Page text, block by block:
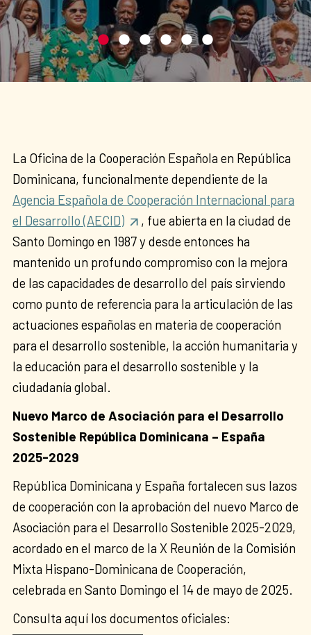
La Oficina de la Cooperación Española en República
Dominicana, funcionalmente dependiente de la
Agencia Española de Cooperación Internacional para
el Desarrollo (AECID)
, fue abierta en la ciudad de
Santo Domingo en 1987 y desde entonces ha
mantenido un profundo compromiso con la mejora
de las capacidades de desarrollo del país sirviendo
como punto de referencia para la articulación de las
actuaciones españolas en materia de cooperación
para el desarrollo sostenible, la acción humanitaria y
la educación para el desarrollo sostenible y la
ciudadanía global.
Nuevo Marco de Asociación para el Desarrollo
Sostenible República Dominicana – España
2025-2029
República Dominicana y España fortalecen sus lazos
de cooperación con la aprobación del nuevo Marco de
Asociación para el Desarrollo Sostenible 2025-2029,
acordado en el marco de la X Reunión de la Comisión
Mixta Hispano-Dominicana de Cooperación,
celebrada en Santo Domingo el 14 de mayo de 2025.
Consulta aquí los documentos oficiales: